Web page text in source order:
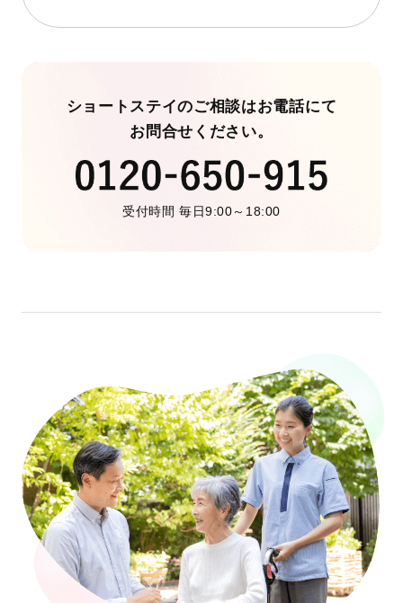
ショートステイのご相談はお電話にて
お問合せください。
受付時間 毎日9:00～18:00